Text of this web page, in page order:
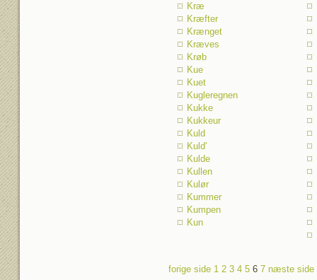
Kræ
Kræfter
Krænget
Kræves
Krøb
Kue
Kuet
Kugleregnen
Kukke
Kukkeur
Kuld
Kuld'
Kulde
Kullen
Kulør
Kummer
Kumpen
Kun
forige side 1 2 3 4 56 7 næste side